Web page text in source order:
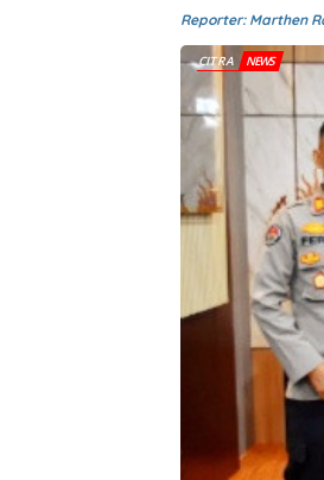
Reporter: Marthen
CITRA NEWS